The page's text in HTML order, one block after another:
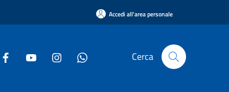
Accedi all'area personale
Cerca